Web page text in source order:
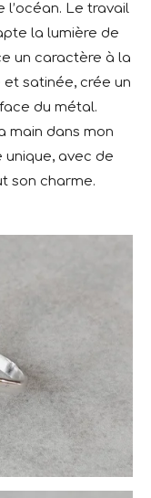
Le travail
la lumière de
un caractère à la
satinée, crée un
du métal.
main dans mon
unique, avec de
son charme.